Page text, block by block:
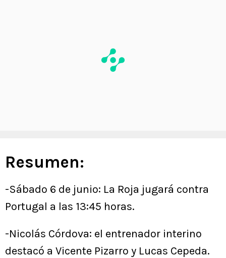
Resumen:
-Sábado 6 de junio: La Roja jugará contra
Portugal a las 13:45 horas.
-Nicolás Córdova: el entrenador interino
destacó a Vicente Pizarro y Lucas Cepeda.